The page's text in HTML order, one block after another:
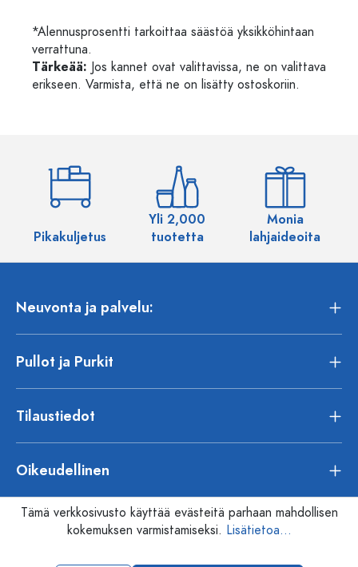
*Alennusprosentti tarkoittaa säästöä yksikköhintaan
verrattuna.
Tärkeää: Jos kannet ovat valittavissa, ne on valittava
erikseen. Varmista, että ne on lisätty ostoskoriin.
Pikakuljetus
Yli 2,000
tuotetta
Monia
lahjaideoita
Neuvonta ja palvelu:
Pullot ja Purkit
Tilaustiedot
Oikeudellinen
Tämä verkkosivusto käyttää evästeitä parhaan mahdollisen
kokemuksen varmistamiseksi. Lisätietoa...